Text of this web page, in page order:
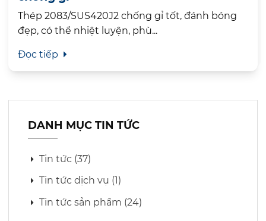
Thép 2083/SUS420J2 chống gỉ tốt, đánh bóng
đẹp, có thể nhiệt luyện, phù...
Đọc tiếp
DANH MỤC TIN TỨC
Tin tức (37)
Tin tức dịch vụ (1)
Tin tức sản phẩm (24)